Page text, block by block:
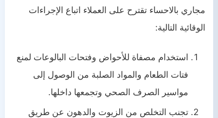
مجاري بالاحساء تقترح على العملاء اتباع الإجراءات
الوقائية التالية:
استخدام مصفاة للأحواض وفتحات البالوعات لمنع
فتات الطعام والمواد الصلبة من الوصول إلى
مواسير الصرف الصحي وتجمعها داخلها.
تجنب التخلص من الزيوت والدهون عن طريق